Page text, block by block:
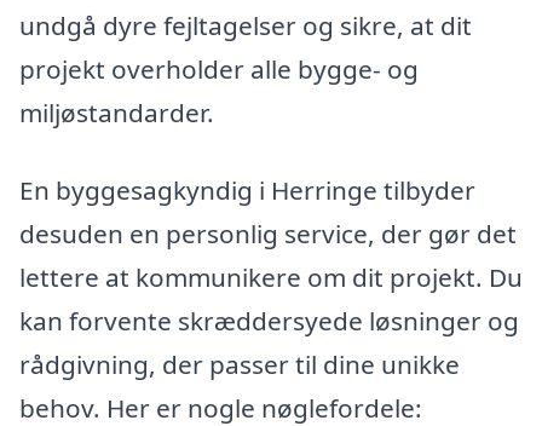
undgå dyre fejltagelser og sikre, at dit
projekt overholder alle bygge- og
miljøstandarder.
En byggesagkyndig i Herringe tilbyder
desuden en personlig service, der gør det
lettere at kommunikere om dit projekt. Du
kan forvente skræddersyede løsninger og
rådgivning, der passer til dine unikke
behov. Her er nogle nøglefordele: